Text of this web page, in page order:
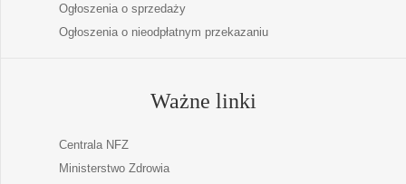
Ogłoszenia o sprzedaży
Ogłoszenia o nieodpłatnym przekazaniu
Ważne linki
Centrala NFZ
Ministerstwo Zdrowia